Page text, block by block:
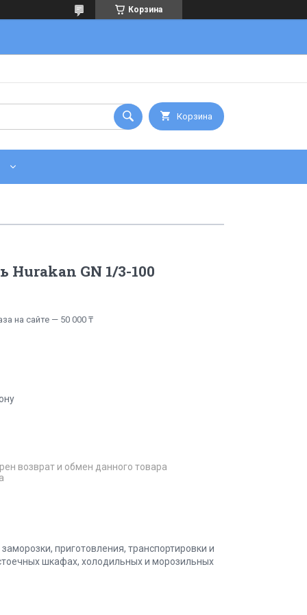
Корзина
Корзина
Hurakan GN 1/3-100
на сайте — 50 000 ₸
возврат и обмен данного товара
приготовления, транспортировки и
шкафах, холодильных и морозильных